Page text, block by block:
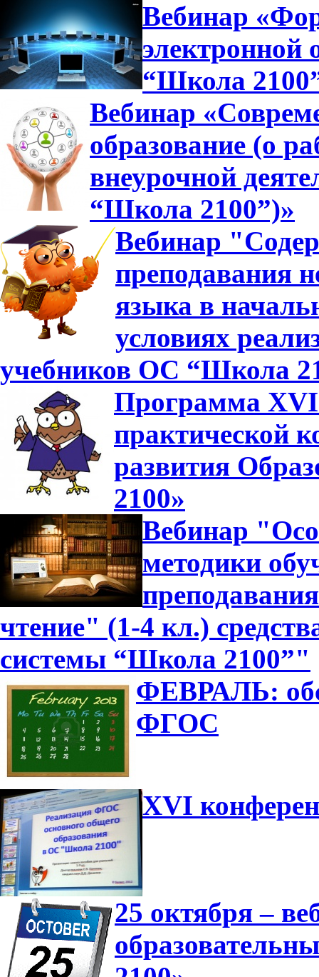
Вебинар
электронной
“Школа
Вебинар
образование (о
внеурочной
“Школа 2100”)»
Вебинар
преподавания
языка в
условиях
учебников ОС “Школа
Программа
практической
развития
2100»
Вебинар
методики
чтение" (1-4 кл.)
системы “Школа 2100”"
ФЕВРАЛЬ:
ФГОС
XVI
25 октября –